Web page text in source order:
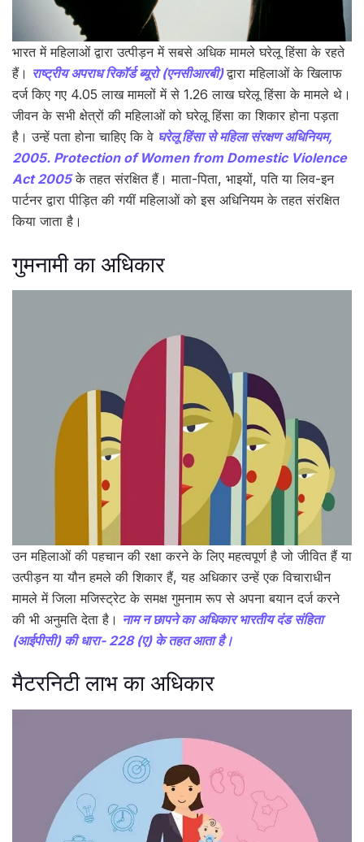
भारत में महिलाओं द्वारा उत्पीड़न में सबसे अधिक मामले घरेलू हिंसा के रहते
हैं। राष्ट्रीय अपराध रिकॉर्ड ब्यूरो (एनसीआरबी) द्वारा महिलाओं के खिलाफ
दर्ज किए गए 4.05 लाख मामलों में से 1.26 लाख घरेलू हिंसा के मामले थे।
जीवन के सभी क्षेत्रों की महिलाओं को घरेलू हिंसा का शिकार होना पड़ता
है। उन्हें पता होना चाहिए कि वे घरेलू हिंसा से महिला संरक्षण अधिनियम,
2005. Protection of Women from Domestic Violence
Act 2005के तहत संरक्षित हैं। माता-पिता, भाइयों, पति या लिव-इन
पार्टनर द्वारा पीड़ित की गयीं महिलाओं को इस अधिनियम के तहत संरक्षित
किया जाता है।
गुमनामी का अधिकार
उन महिलाओं की पहचान की रक्षा करने के लिए महत्वपूर्ण है जो जीवित हैं या
उत्पीड़न या यौन हमले की शिकार हैं, यह अधिकार उन्हें एक विचाराधीन
मामले में जिला मजिस्ट्रेट के समक्ष गुमनाम रूप से अपना बयान दर्ज करने
की भी अनुमति देता है। नाम न छापने का अधिकार भारतीय दंड संहिता
(आईपीसी) की धारा- 228 (ए) के तहत आता है।
मैटरनिटी लाभ का अधिकार